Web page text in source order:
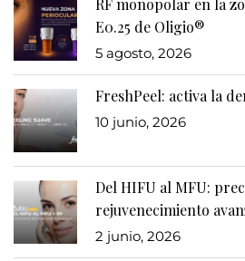
RF monopolar en la
E0.25 de Oligio®
5 agosto, 2026
FreshPeel: activa la
10 junio, 2026
Del HIFU al MFU:
rejuvenecimiento
2 junio, 2026